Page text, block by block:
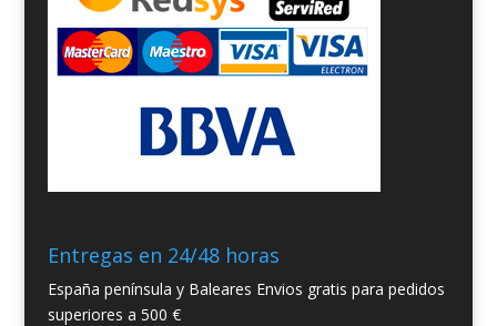
Entregas en 24/48 horas
España península y Baleares Envios gratis para pedidos
superiores a 500 €